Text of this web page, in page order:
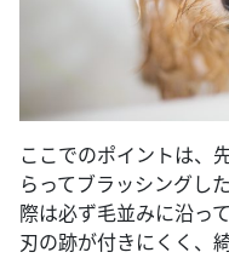
ここでのポイントは、
らってブラッシングし
際は必ず毛並みに沿っ
刃の跡が付きにくく、